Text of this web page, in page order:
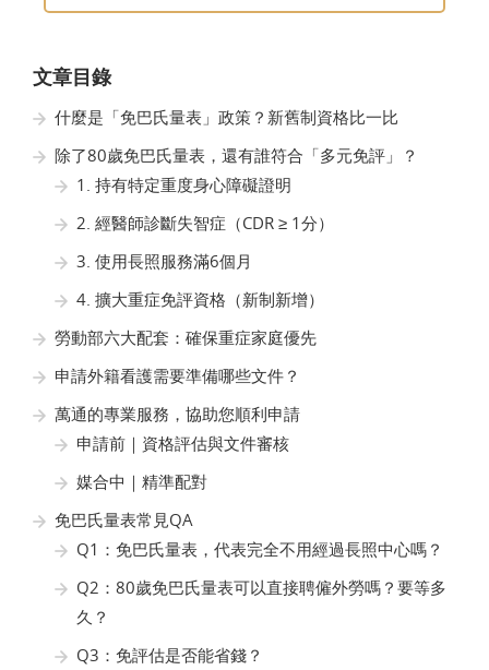
文章目錄
什麼是「免巴氏量表」政策？新舊制資格比一比
除了80歲免巴氏量表，還有誰符合「多元免評」？
1. 持有特定重度身心障礙證明
2. 經醫師診斷失智症（CDR ≥ 1分）
3. 使用長照服務滿6個月
4. 擴大重症免評資格（新制新增）
勞動部六大配套：確保重症家庭優先
申請外籍看護需要準備哪些文件？
萬通的專業服務，協助您順利申請
申請前｜資格評估與文件審核
媒合中｜精準配對
免巴氏量表常見QA
Q1：免巴氏量表，代表完全不用經過長照中心嗎？
Q2：80歲免巴氏量表可以直接聘僱外勞嗎？要等多
久？
Q3：免評估是否能省錢？